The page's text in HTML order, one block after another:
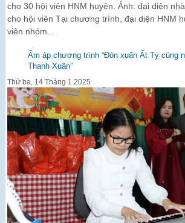
cho 30 hội viên HNM huyện. Ảnh: đại diện
cho hội viên Tại chương trình, đại diện HNM
viên nhóm...
Ấm áp chương trình “Đón xuân Ất Tỵ cùng
Thanh Xuân”
Thứ ba, 14 Tháng 1 2025